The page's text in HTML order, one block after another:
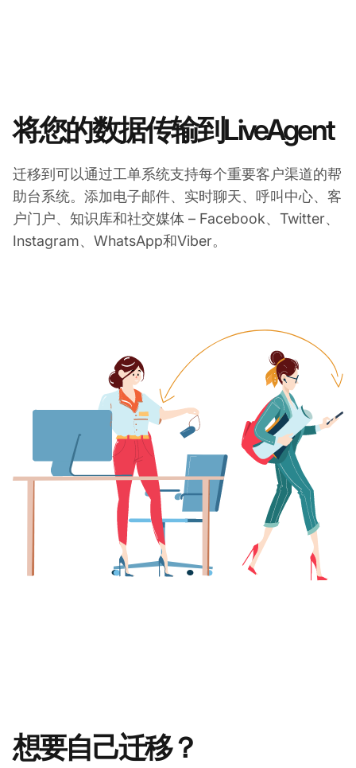
将您的数据传输到LiveAgent
迁移到可以通过工单系统支持每个重要客户渠道的帮
助台系统。添加电子邮件、实时聊天、呼叫中心、客
户门户、知识库和社交媒体 – Facebook、Twitter、
Instagram、WhatsApp和Viber。
想要自己迁移？